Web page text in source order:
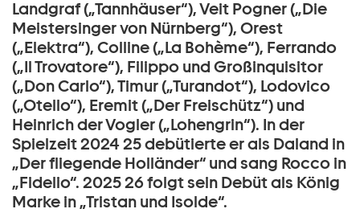
Landgraf („Tannhäuser“), Veit Pogner („Die
Meistersinger von Nürnberg“), Orest
(„Elektra“), Colline („La Bohème“), Ferrando
(„Il Trovatore“), Filippo und Großinquisitor
(„Don Carlo“), Timur („Turandot“), Lodovico
(„Otello“), Eremit („Der Freischütz“) und
Heinrich der Vogler („Lohengrin“). In der
Spielzeit 2024 25 debütierte er als Daland in
„Der fliegende Holländer“ und sang Rocco in
„Fidelio“. 2025 26 folgt sein Debüt als König
Marke in „Tristan und Isolde“.